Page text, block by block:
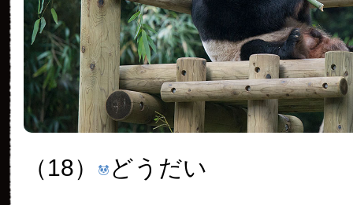
（18） どうだい